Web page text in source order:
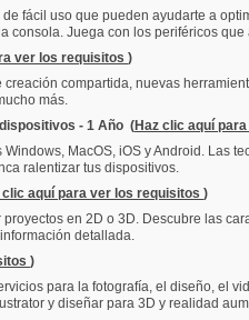
fácil uso que pueden ayudarte a
Juega con los periféricos
ver los requisitos )
compartida, nuevas
más.
- 1 Año (Haz clic aquí
MacOS, iOS y Android.
ralentizar tus dispositivos.
clic aquí para ver los requisitos )
en 2D o 3D. Descubre las
detallada.
)
para la fotografía, el diseño, el
y diseñar para 3D y realidad